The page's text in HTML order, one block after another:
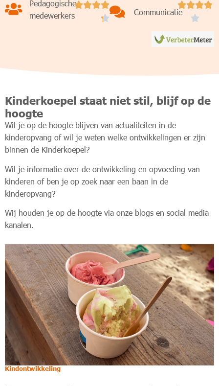
Pedagogische
medewerkers


Communicatie


Kinderkoepel staat niet stil, blijf op de
hoogte
Wil je op de hoogte blijven van actualiteiten in de
kinderopvang of wil je weten welke ontwikkelingen er zijn
binnen de Kinderkoepel?
Wil je informatie over de ontwikkeling en opvoeding van
kinderen of ben je op zoek naar een baan in de
kinderopvang?
Wij houden je op de hoogte via onze blogs en social media
kanalen.
Kindontwikkeling